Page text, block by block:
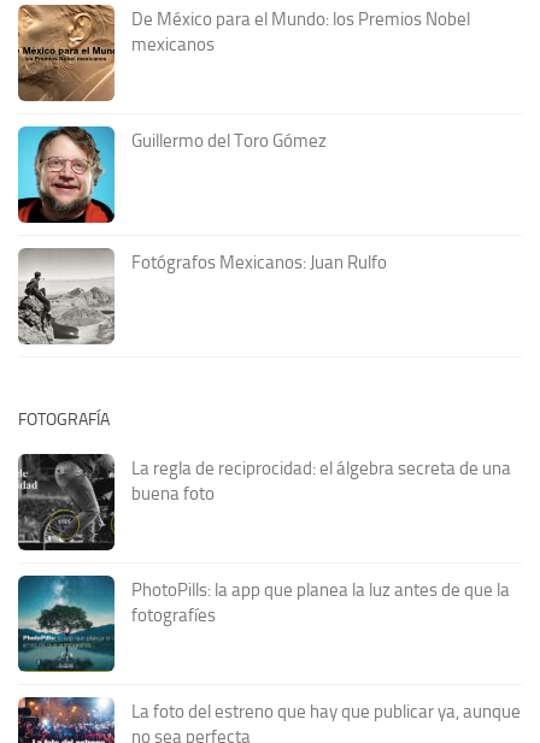
De México para el Mundo: los Premios Nobel
mexicanos
Guillermo del Toro Gómez
Fotógrafos Mexicanos: Juan Rulfo
FOTOGRAFÍA
La regla de reciprocidad: el álgebra secreta de una
buena foto
PhotoPills: la app que planea la luz antes de que la
fotografíes
La foto del estreno que hay que publicar ya, aunque
no sea perfecta